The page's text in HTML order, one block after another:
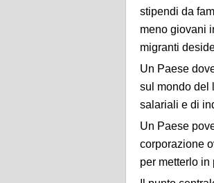
stipendi da
meno giovani
migranti
Un Paese
sul mondo del
salariali e di
Un Paese
corporazione
per metterlo in